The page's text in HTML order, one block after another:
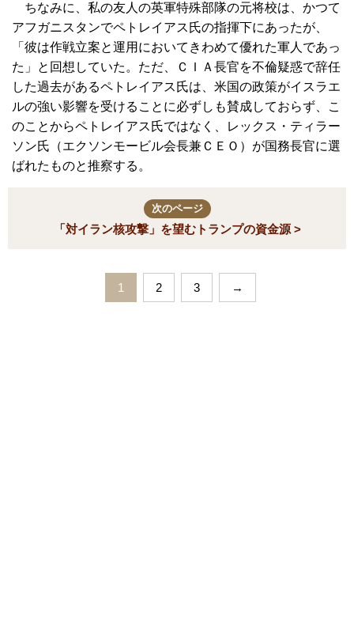
ちなみに、私の友人の英軍特殊部隊の元将校は、かつて
アフガニスタンでペトレイアス氏の指揮下にあったが、
「彼は作戦立案と運用においてきわめて優れた軍人であっ
た」と回想していた。ただ、ＣＩＡ長官を不倫疑惑で辞任
した過去があるペトレイアス氏は、米国の政策がイスラエ
ルの強い影響を受けることに必ずしも賛成しておらず、こ
のことからペトレイアス氏ではなく、レックス・ティラー
ソン氏（エクソンモービル会長兼ＣＥＯ）が国務長官に選
ばれたものと推察する。
次のページ
「対イラン核攻撃」を望むトランプの資金源 >
1 2 3 →